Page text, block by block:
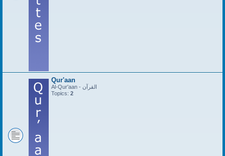
Qur'aan
Al-Qur'aan - القرآن
Topics: 2